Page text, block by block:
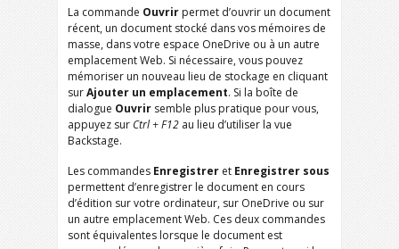
La commande Ouvrir permet d’ouvrir un document
récent, un document stocké dans vos mémoires de
masse, dans votre espace OneDrive ou à un autre
emplacement Web. Si nécessaire, vous pouvez
mémoriser un nouveau lieu de stockage en cliquant
surAjouter un emplacement. Si la boîte de
dialogue Ouvrir semble plus pratique pour vous,
appuyez sur Ctrl + F12 au lieu d’utiliser la vue
Backstage.
Les commandes Enregistrer et Enregistrer sous
permettent d’enregistrer le document en cours
d’édition sur votre ordinateur, sur OneDrive ou sur
un autre emplacement Web. Ces deux commandes
sont équivalentes lorsque le document est